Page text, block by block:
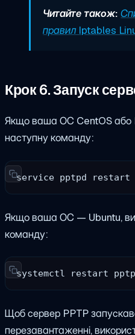
Читайте також:
правил Iptables
Крок 6. Запуск
Якщо ваша ОС CentOS або
наступну команду:
service pptpd restart
Якщо ваша ОС — Ubuntu,
команду:
systemctl restart
Щоб сервер PPTP
перезавантаженні,